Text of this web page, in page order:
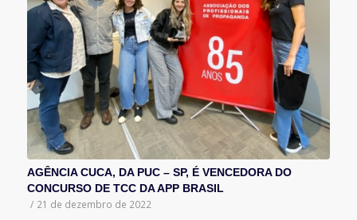
AGÊNCIA CUCA, DA PUC – SP, É VENCEDORA DO
CONCURSO DE TCC DA APP BRASIL
/ 21 de dezembro de 2022